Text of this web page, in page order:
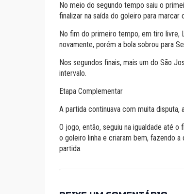
No meio do segundo tempo saiu o
finalizar na saída do goleiro para marcar
No fim do primeiro tempo, em tiro livre,
novamente, porém a bola sobrou para
Nos segundos finais, mais um do São
intervalo.
Etapa Complementar
A partida continuava com muita
O jogo, então, seguiu na igualdade até
o goleiro linha e criaram bem, fazendo
partida.